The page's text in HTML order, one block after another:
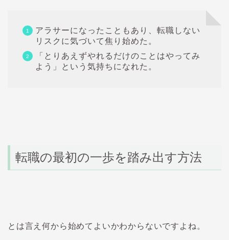
アラサーになったこともあり、転職しない
リスクに気づいて焦り始めた。
「とりあえずやれるだけのことはやってみ
よう」という気持ちになれた。
転職の最初の一歩を踏み出す方法
とは言え何から始めてよいかわからないですよね。